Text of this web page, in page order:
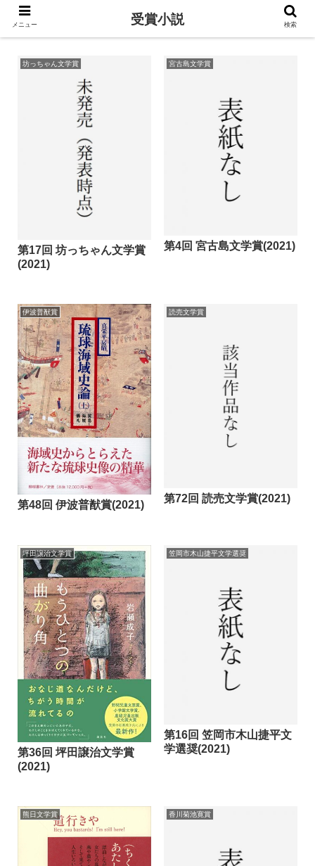
坊っちゃん文学賞
第17回 坊っちゃん文学賞
(2021)
宮古島文学賞
第4回 宮古島文学賞(2021)
伊波普猷賞
第48回 伊波普猷賞(2021)
読売文学賞
第72回 読売文学賞(2021)
坪田譲治文学賞
第36回 坪田譲治文学賞
(2021)
笠岡市木山捷平文学選奨
第16回 笠岡市木山捷平文
学選奨(2021)
熊日文学賞 香川菊池寛賞
メニュー 受賞小説 検索